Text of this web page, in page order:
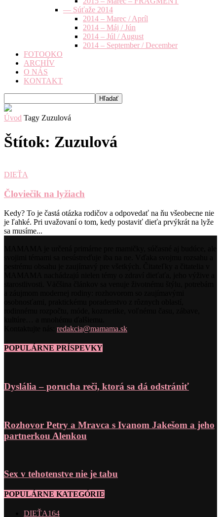
— Súťaže 2014
2014 – Marec / Apríl
2014 – Máj / Jún
2014 – Júl / August
2014 – September / December
FOTOOKO
ARCHÍV
O NÁS
KONTAKT
Úvod Tagy Zuzulová
Štítok: Zuzulová
DIEŤA
Človiečik na lyžiach
Kedy? To je častá otázka rodičov a odpovedať na ňu všeobecne nie
je ľahké. Pri uvažovaní o tom, kedy postaviť dieťa prvýkrát na lyže
sa musíme...
redakcia@mamama.sk
POPULÁRNE PRÍSPEVKY
Dyslália – porucha reči, ktorá sa dá odstrániť
Rozhovor Petry a Mravca s Ivanom Jakešom a jeho
partnerkou Alenkou
Sex v tehotenstve nie je tabu
POPULÁRNE KATEGÓRIE
DIEŤA164